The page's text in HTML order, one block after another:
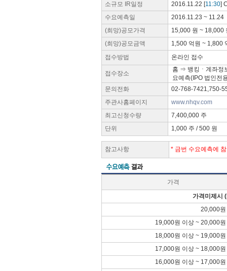
소규모 IR일정 2016.11.22 [11:30]
수요예측일
2016.11.23 ~ 11.24
(희망)공모가격
15,000 원 ~ 18,000
(희망)공모금액
1,500 억원 ~ 1,800
접수방법
온라인 접수
접수장소
홈 ⇒ 뱅킹ㆍ계좌
요예측(IPO 법인전
문의전화
02-768-7421,750-
주관사홈페이지
www.nhqv.com
최고신청수량
7,400,000 주
단위
1,000 주 / 500 원
참고사항 * 금번 수요예측에
가격
가격미제시
20,000원
19,000원 이상 ~ 20,000
18,000원 이상 ~ 19,000
17,000원 이상 ~ 18,000
16,000원 이상 ~ 17,000